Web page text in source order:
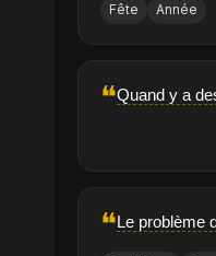
Fête Année
❝Quand y a
❝Le problème